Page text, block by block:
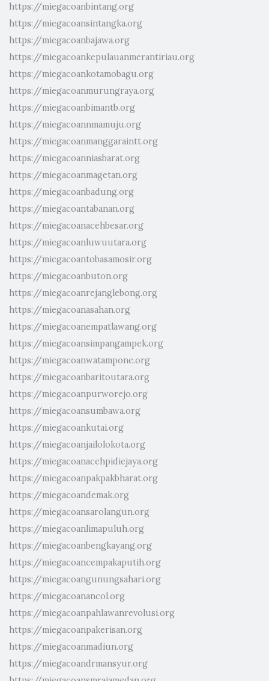
https://miegacoanbintang.org
https://miegacoansintangka.org
https://miegacoanbajawa.org
https://miegacoankepulauanmerantiriau.org
https://miegacoankotamobagu.org
https://miegacoanmurungraya.org
https://miegacoanbimantb.org
https://miegacoannmamuju.org
https://miegacoanmanggaraintt.org
https://miegacoanniasbarat.org
https://miegacoanmagetan.org
https://miegacoanbadung.org
https://miegacoantabanan.org
https://miegacoanacehbesar.org
https://miegacoanluwuutara.org
https://miegacoantobasamosir.org
https://miegacoanbuton.org
https://miegacoanrejanglebong.org
https://miegacoanasahan.org
https://miegacoanempatlawang.org
https://miegacoansimpangampek.org
https://miegacoanwatampone.org
https://miegacoanbaritoutara.org
https://miegacoanpurworejo.org
https://miegacoansumbawa.org
https://miegacoankutai.org
https://miegacoanjailolokota.org
https://miegacoanacehpidiejaya.org
https://miegacoanpakpakbharat.org
https://miegacoandemak.org
https://miegacoansarolangun.org
https://miegacoanlimapuluh.org
https://miegacoanbengkayang.org
https://miegacoancempakaputih.org
https://miegacoangunungsahari.org
https://miegacoanancol.org
https://miegacoanpahlawanrevolusi.org
https://miegacoanpakerisan.org
https://miegacoanmadiun.org
https://miegacoandrmansyur.org